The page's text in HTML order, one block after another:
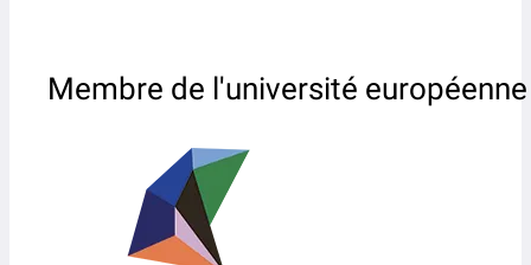
Membre de l'université européenne